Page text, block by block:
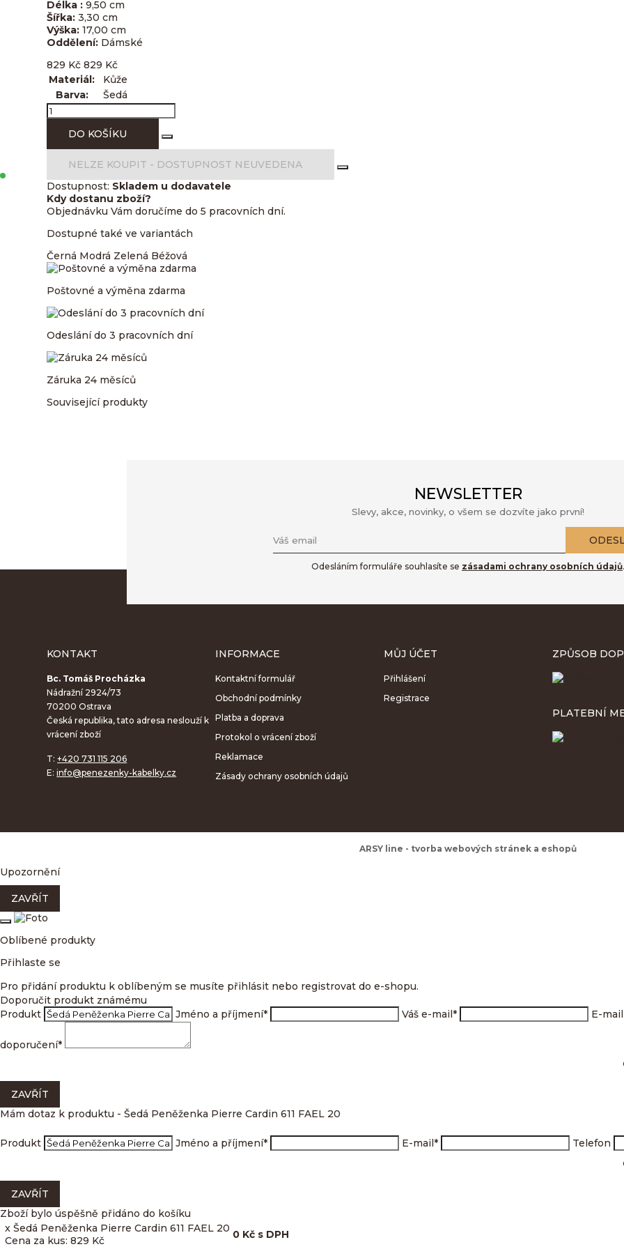
Délka :9,50 cm
Šířka:3,30 cm
Výška:17,00 cm
Oddělení: Dámské
829 Kč 829 Kč
Materiál:
Kůže
Barva:
Šedá
DO KOŠÍKU
NELZE KOUPIT - DOSTUPNOST NEUVEDENA
Dostupnost: Skladem u dodavatele
Kdy dostanu zboží?
Objednávku Vám doručíme do 5 pracovních dní.
Dostupné také ve variantách
Černá Modrá Zelená Béžová
Poštovné a výměna zdarma
Odeslání do 3 pracovních dní
Záruka 24 měsíců
Související produkty
NEWSLETTER
Slevy, akce, novinky, o všem se dozvíte jako první!
Váš email
Odesláním formuláře souhlasíte se zásadami ochrany osobních údajů.
KONTAKT
Bc. Tomáš Procházka
Nádražní 2924/73
70200 Ostrava
Česká republika, tato adresa neslouží k
vrácení zboží
T:+420 731 115 206
E:info@penezenky-kabelky.cz
INFORMACE
Kontaktní formulář
Obchodní podmínky
Platba a doprava
Protokol o vrácení zboží
Reklamace
Zásady ochrany osobních údajů
MŮJ ÚČET
Přihlášení
Registrace
ZPŮSOB
PLATEBNÍ
ARSY line - tvorba webových stránek a eshopů
Upozornění
ZAVŘÍT
Oblíbené produkty
Přihlaste se
Pro přidání produktu k oblíbeným se musíte přihlásit nebo registrovat do e-shopu.
Doporučit produkt známému
Produkt
Jméno a příjmení* Váš e-mail* E-
doporučení*
ZAVŘÍT
Mám dotaz k produktu - Šedá Peněženka Pierre Cardin 611 FAEL 20
Produkt Jméno a příjmení* E-mail* Telefon
ZAVŘÍT
Zboží bylo úspěšně přidáno do košíku
x Šedá Peněženka Pierre Cardin 611 FAEL 20
Cena za kus: 829 Kč
0 Kč s DPH